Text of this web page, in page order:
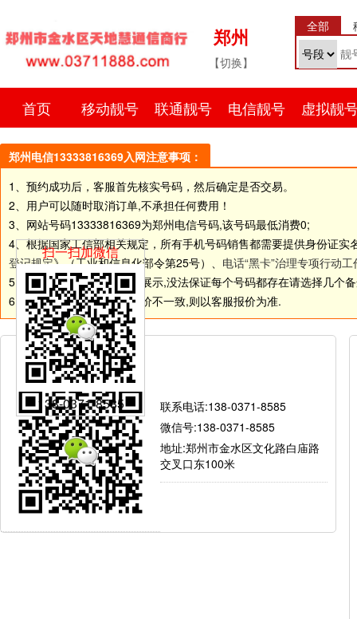
郑州
【切换】
全部
首页 移动靓号 联通靓号 电信靓号 虚拟靓
郑州电信13333816369入网注意事项：
1、预约成功后，客服首先核实号码，然后确定是否交易。
2、用户可以随时取消订单,不承担任何费用！
3、网站号码13333816369为郑州电信号码,该号码最低消费0;
4、根据国家工信部相关规定，所有手机号码销售都需要提供身份证
登记规定》（工业和信息化部令第25号）、 电话“黑卡”治理专项行动
5.由于网站和线下店面同步展示,没法保证每个号码都存在请选择几个
6.如个别号码标价和客服报价不一致,则以客服报价为准.
有问题就找我
联系电话:138-0371-8585
微信号:138-0371-8585
地址:郑州市金水区文化路白庙路
交叉口东100米
扫一扫加微信
138-0371-8585